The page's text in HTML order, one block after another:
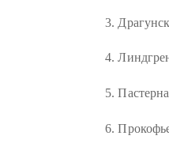
3.
4.
5.
6.